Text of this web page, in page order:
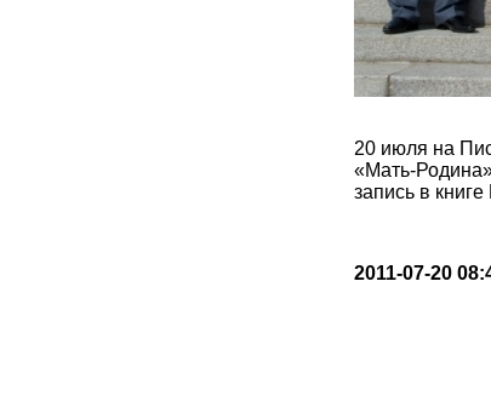
20 июля на
«Мать-
запись в
2011-07-20